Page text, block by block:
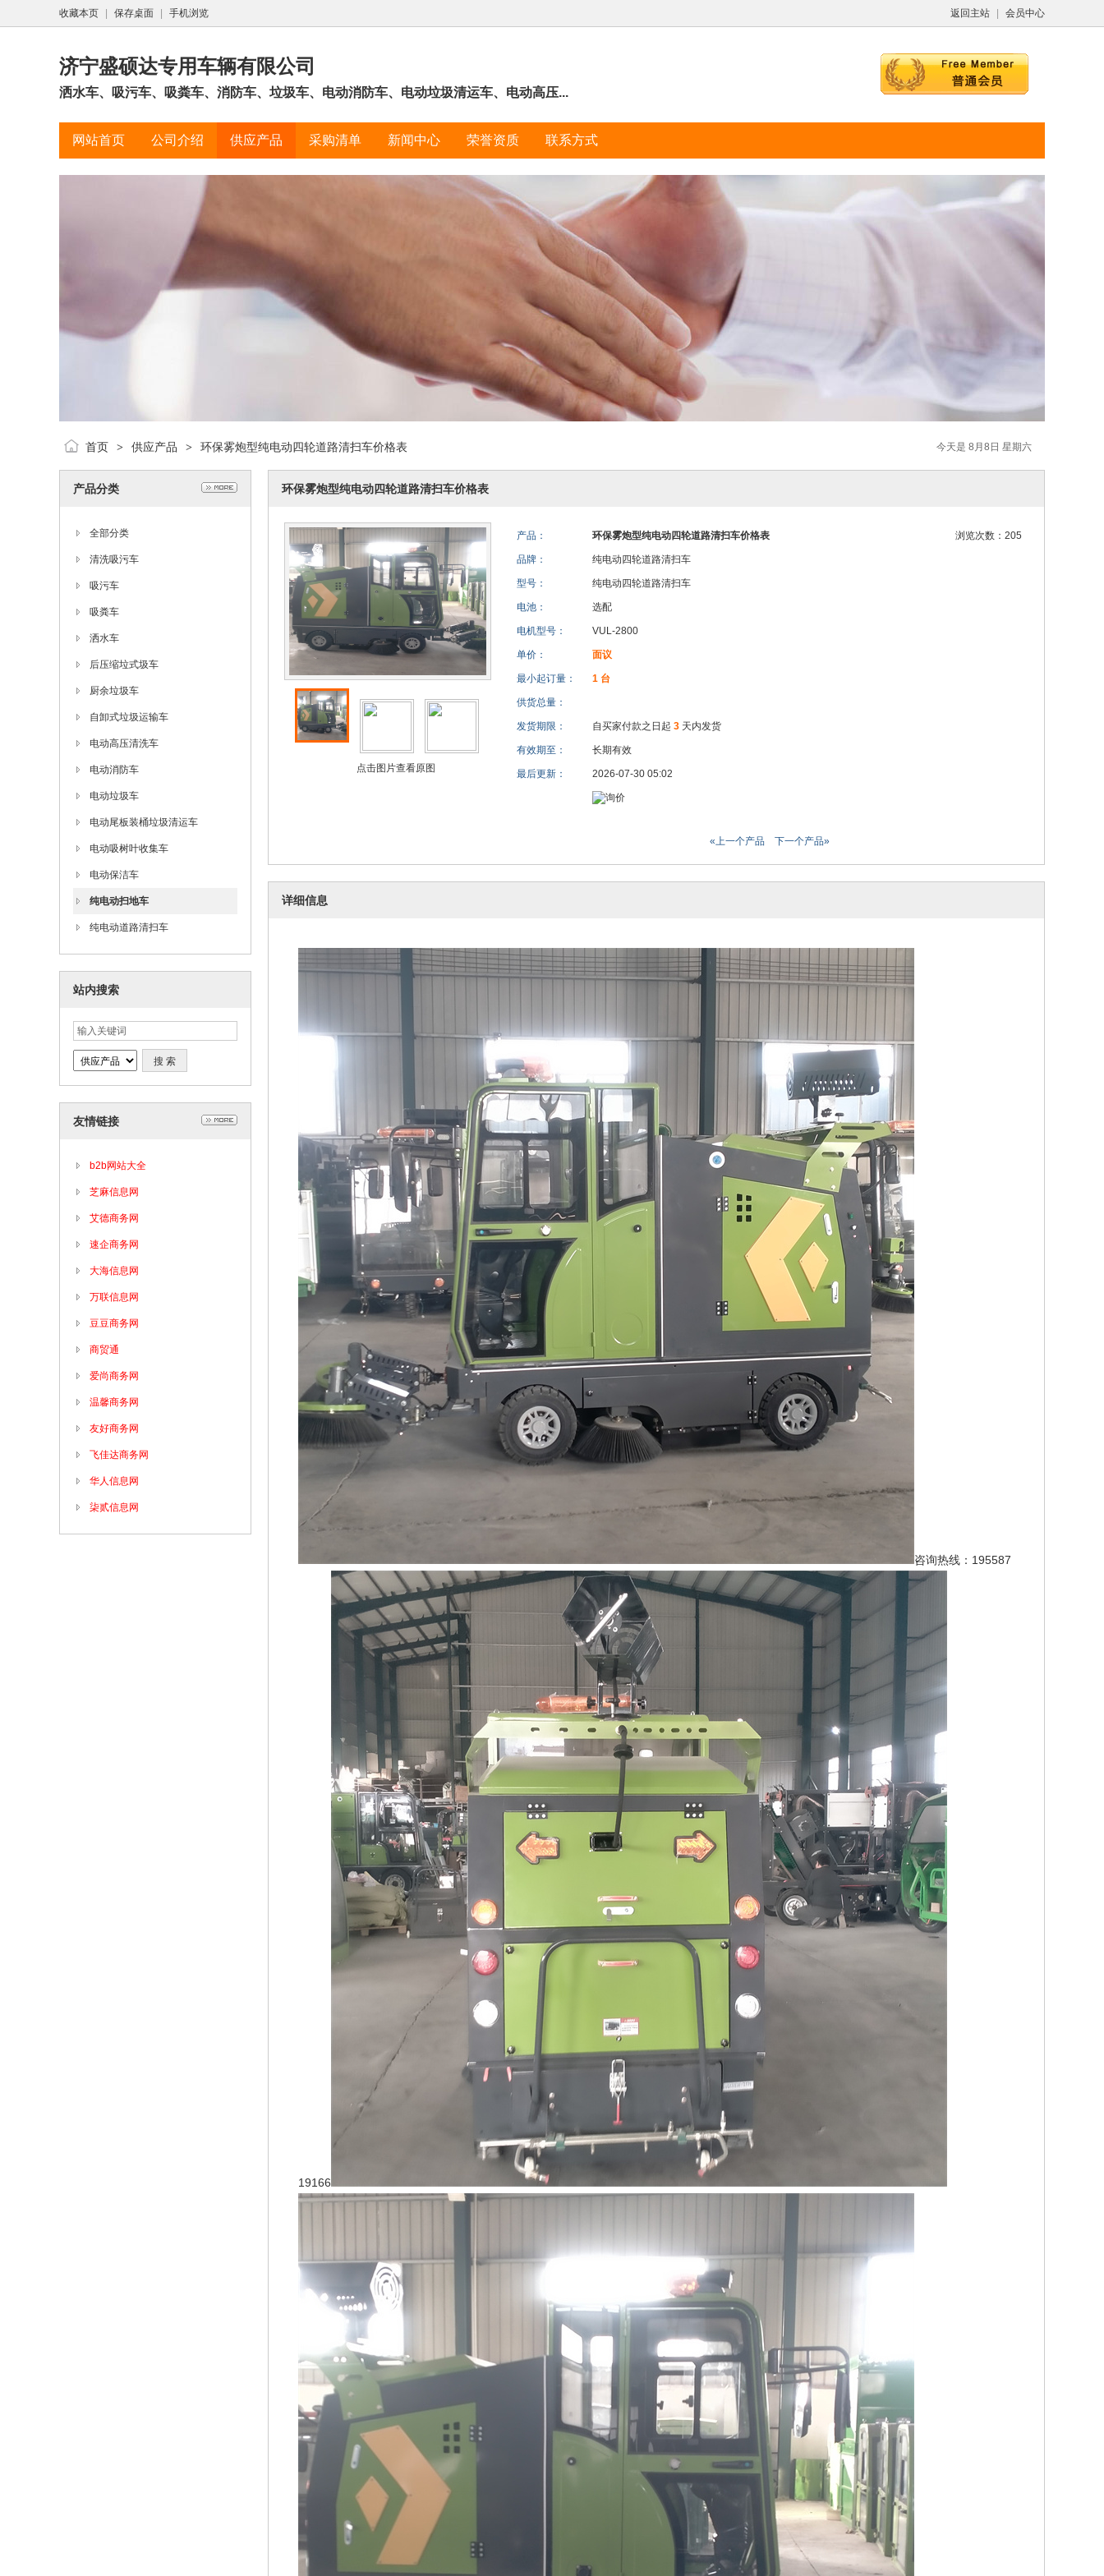
返回主站 会员中心
收藏本页 保存桌面 手机浏览
济宁盛硕达专用车辆有限公司
洒水车、吸污车、吸粪车、消防车、垃圾车、电动消防车、电动垃圾清运车、电动高压...
网站首页 公司介绍 供应产品 采购清单 新闻中心 荣誉资质 联系方式
今天是 8月8日 星期六
首页 > 供应产品 > 环保雾炮型纯电动四轮道路清扫车价格表
产品分类
全部分类
清洗吸污车
吸污车
吸粪车
洒水车
后压缩垃式圾车
厨余垃圾车
自卸式垃圾运输车
电动高压清洗车
电动消防车
电动垃圾车
电动尾板装桶垃圾清运车
电动吸树叶收集车
电动保洁车
纯电动扫地车
纯电动道路清扫车
站内搜索
友情链接
b2b网站大全
芝麻信息网
艾德商务网
速企商务网
大海信息网
万联信息网
豆豆商务网
商贸通
爱尚商务网
温馨商务网
友好商务网
飞佳达商务网
华人信息网
柒贰信息网
环保雾炮型纯电动四轮道路清扫车价格表
点击图片查看原图
产品： 浏览次数：205
环保雾炮型纯电动四轮道路清扫车价格表
品牌： 纯电动四轮道路清扫车
型号： 纯电动四轮道路清扫车
电池： 选配
电机型号： VUL-2800
单价： 面议
最小起订量： 1 台
供货总量：
发货期限： 自买家付款之日起 3 天内发货
有效期至： 长期有效
最后更新： 2026-07-30 05:02
«上一个产品 下一个产品»
详细信息
咨询热线：195587
19166